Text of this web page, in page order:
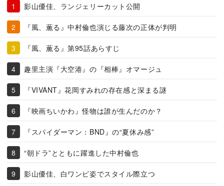
影山優佳、ランジェリーカット公開
『風、薫る』中村倫也演じる藤次の正体が判明
『風、薫る』第95話あらすじ
趣里主演『大空港』の『相棒』オマージュ
『VIVANT』花岡すみれの存在感と深まる謎
『映画ちいかわ』怪物は誰が生んだのか？
『スパイダーマン：BND』の“夏休み感”
“朝ドラ”とともに躍進した中村倫也
影山優佳、白ワンピ姿でスタイル際立つ